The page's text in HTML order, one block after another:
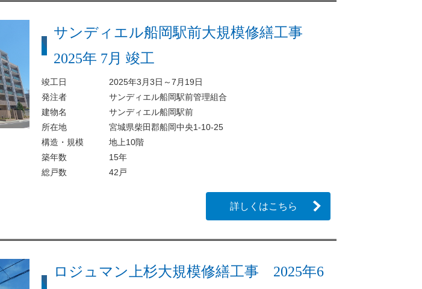
サンディエル船岡駅前大規模修繕工事
2025年 7月 竣工
竣工日
2025年3月3日～7月19日
発注者
サンディエル船岡駅前管理組合
建物名
サンディエル船岡駅前
所在地
宮城県柴田郡船岡中央1-10-25
構造・規模
地上10階
築年数
15年
総戸数
42戸
詳しくはこちら
ロジュマン上杉大規模修繕工事 2025年6